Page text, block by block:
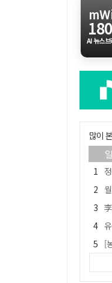
AI 뉴스브
많이
정
월
李
유
[농
[